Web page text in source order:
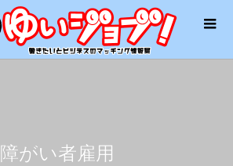
障がい者雇用